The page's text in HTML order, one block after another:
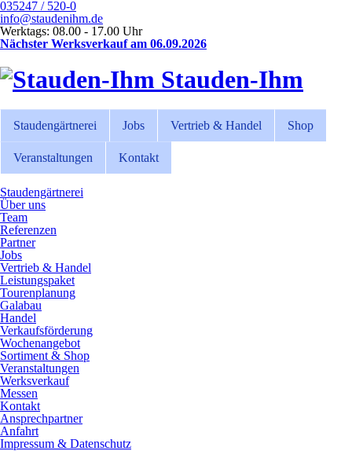
035247 / 520-0
info@staudenihm.de
Werktags: 08.00 - 17.00 Uhr
Nächster Werksverkauf am 06.09.2026
Stauden-Ihm
Staudengärtnerei Jobs Vertrieb & Handel Shop
Veranstaltungen Kontakt
Staudengärtnerei
Über uns
Team
Referenzen
Partner
Jobs
Vertrieb & Handel
Leistungspaket
Tourenplanung
Galabau
Handel
Verkaufsförderung
Wochenangebot
Sortiment & Shop
Veranstaltungen
Werksverkauf
Messen
Kontakt
Ansprechpartner
Anfahrt
Impressum & Datenschutz